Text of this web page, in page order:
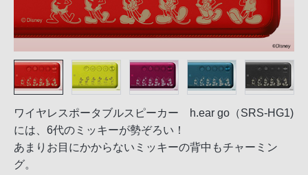
ワイヤレスポータブルスピーカー h.ear go（SRS-HG1)
には、6代のミッキーが勢ぞろい！
あまりお目にかからないミッキーの背中もチャーミン
グ。